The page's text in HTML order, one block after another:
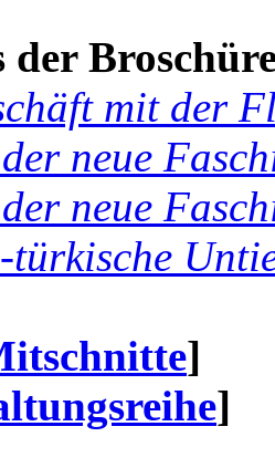
der
mit der
neue
neue
türkische
]
]